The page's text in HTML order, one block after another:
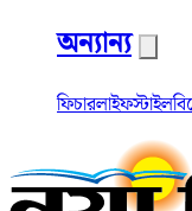
অন্যান্য
ফিচারলাইফস্টাইল